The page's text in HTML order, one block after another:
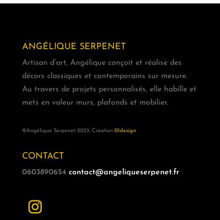
ANGÉLIQUE SERPENET
Artisan d’art, Angélique conçoit et réalise des
décors classiques et contemporains sur mesure.
Au travers de projets personnalisés, elle habille et
mets en valeur murs, plafonds et mobilier.
©Angélique Serpenet 2023, Création 01design
CONTACT
0603890654 contact@angeliqueserpenet.fr